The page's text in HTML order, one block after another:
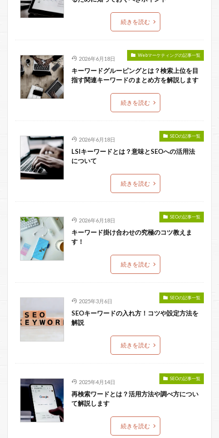
続きを読む
Webマーケティングの記事一覧
2026年6月18日
キーワードグルーピングとは？検索上位を目
指す関連キーワードのまとめ方を解説します
続きを読む
SEOの記事一覧
2026年6月18日
LSIキーワードとは？意味とSEOへの活用法
について
続きを読む
SEOの記事一覧
2026年6月18日
キーワード掛け合わせの究極のコツ教えま
す！
続きを読む
SEOの記事一覧
2025年3月6日
SEOキーワードの入れ方！コツや設定方法を
解説
続きを読む
SEOの記事一覧
2025年4月14日
再検索ワードとは？活用方法や調べ方につい
て解説します
続きを読む